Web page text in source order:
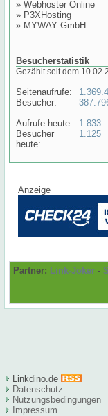
» Webhoster Online
» P3XHosting
» MYWAY GmbH
Besucherstatistik
Gezählt seit dem
Seitenaufrufe:
Besucher:
Aufrufe heute:
Besucher
heute:
1.833
1.125
Anzeige
Partner: Link-Joker -
Linkdino.de
Datenschutz
Nutzungsbedingungen
Impressum